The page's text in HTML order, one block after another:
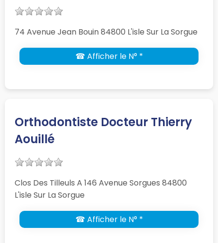
74 Avenue Jean Bouin 84800 L'isle Sur La Sorgue
☎ Afficher le N° *
Orthodontiste Docteur Thierry
Aouillé
Clos Des Tilleuls A 146 Avenue Sorgues 84800
L'isle Sur La Sorgue
☎ Afficher le N° *